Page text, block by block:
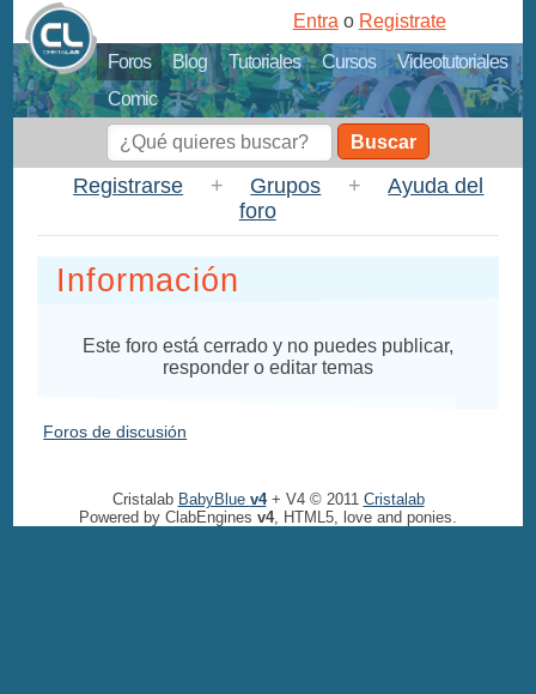
Foros Blog Tutoriales Cursos
Videotutoriales
Comic
Entra o Registrate
Buscar
Registrarse + Grupos +
Ayuda del
foro
Información
Este foro está cerrado y no puedes publicar,
responder o editar temas
Foros de discusión
Cristalab BabyBlue v4+ V4 © 2011 Cristalab
Powered by ClabEngines v4, HTML5, love and ponies.